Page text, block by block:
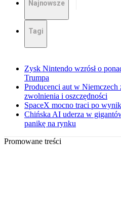
Najnowsze
Tagi
Zysk Nintendo wzrósł o
Trumpa
Producenci aut w Niemczech
zwolnienia i oszczędności
SpaceX mocno traci po
Chińska AI uderza w
panikę na rynku
Promowane treści